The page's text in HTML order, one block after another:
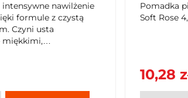
intensywne nawilżenie
formule z czystą
Czyni usta
miękkimi,
Pomadka
Soft Rose
10,28